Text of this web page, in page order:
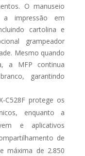
O manuseio
impressão em
cartolina e
grampeador
Mesmo quando
a MFP continua
garantindo
C528F protege os
enquanto a
e aplicativos
de
máxima de 2.850